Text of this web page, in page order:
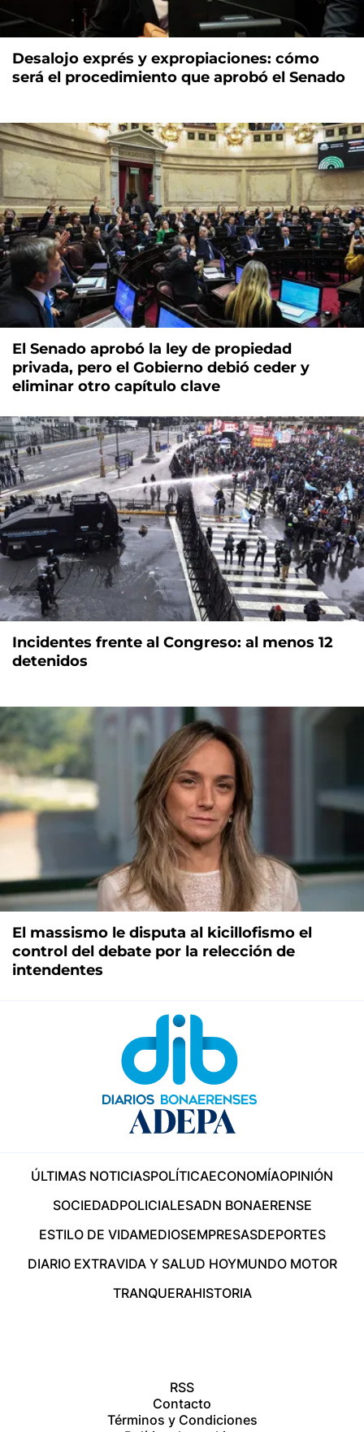
Desalojo exprés y expropiaciones: cómo
será el procedimiento que aprobó el Senado
El Senado aprobó la ley de propiedad
privada, pero el Gobierno debió ceder y
eliminar otro capítulo clave
Incidentes frente al Congreso: al menos 12
detenidos
El massismo le disputa al kicillofismo el
control del debate por la relección de
intendentes
ÚLTIMAS NOTICIASPOLÍTICAECONOMÍAOPINIÓN
SOCIEDADPOLICIALESADN BONAERENSE
ESTILO DE VIDAMEDIOSEMPRESASDEPORTES
DIARIO EXTRAVIDA Y SALUD HOYMUNDO MOTOR
TRANQUERAHISTORIA
RSS
Contacto
Términos y Condiciones